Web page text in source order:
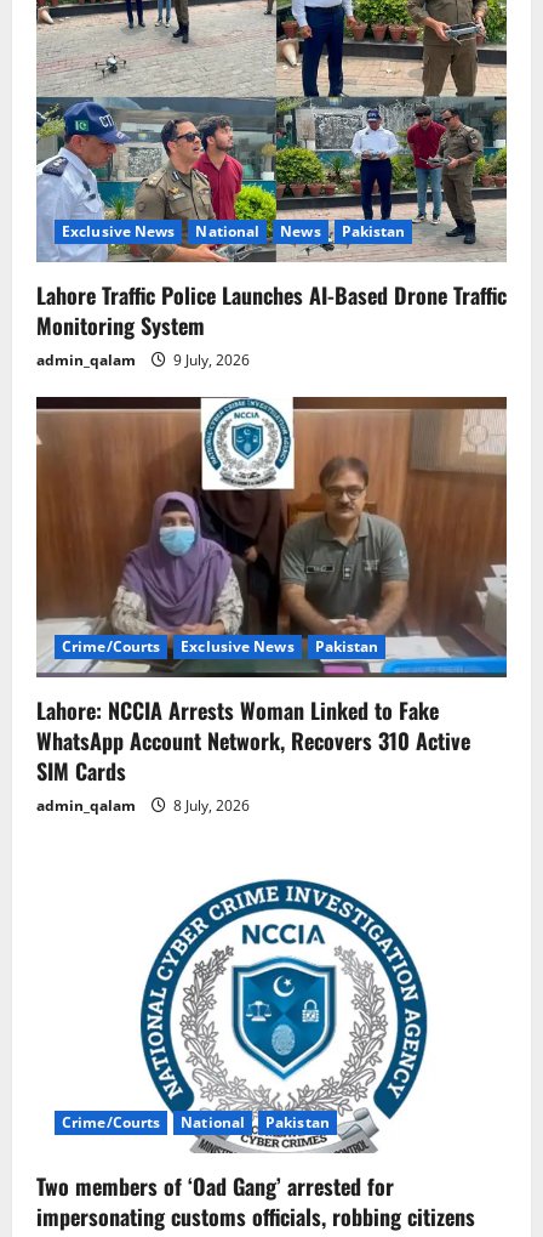
Exclusive News National News Pakistan
Lahore Traffic Police Launches AI-Based Drone Traffic
Monitoring System
admin_qalam 9 July, 2026
Crime/Courts Exclusive News Pakistan
Lahore: NCCIA Arrests Woman Linked to Fake
WhatsApp Account Network, Recovers 310 Active
SIM Cards
admin_qalam 8 July, 2026
Crime/Courts National Pakistan
Two members of ‘Oad Gang’ arrested for
impersonating customs officials, robbing citizens